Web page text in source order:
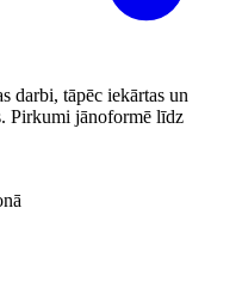
darbi, tāpēc iekārtas un
Pirkumi jānoformē līdz